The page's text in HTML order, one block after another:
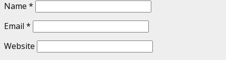
Name *
Email *
Website